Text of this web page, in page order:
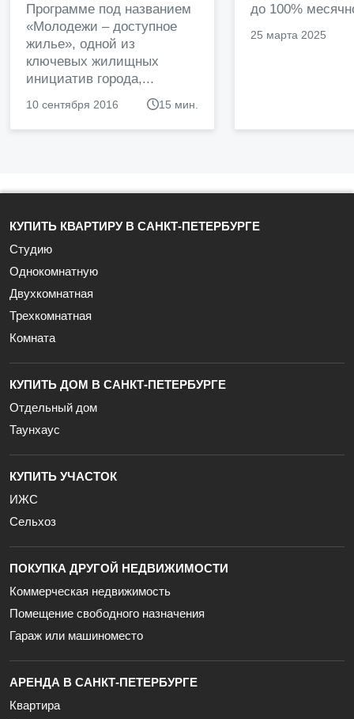
Программе под названием
«Молодежи – доступное
жилье», одной из
ключевых жилищных
инициатив города,...
10 сентября 2016 15 мин.
до 100%
25 марта 2025
КУПИТЬ КВАРТИРУ В САНКТ-ПЕТЕРБУРГЕ
Студию
Однокомнатную
Двухкомнатная
Трехкомнатная
Комната
КУПИТЬ ДОМ В САНКТ-ПЕТЕРБУРГЕ
Отдельный дом
Таунхаус
КУПИТЬ УЧАСТОК
ИЖС
Сельхоз
ПОКУПКА ДРУГОЙ НЕДВИЖИМОСТИ
Коммерческая недвижимость
Помещение свободного назначения
Гараж или машиноместо
АРЕНДА В САНКТ-ПЕТЕРБУРГЕ
Квартира